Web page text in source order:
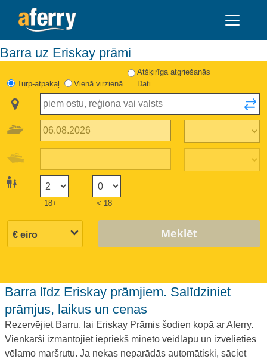
Barra uz Eriskay prāmi
Turp-atpakaļ Vienā virzienā
Atšķirīga atgriešanās
Dati
18+ < 18
Meklēt
Barra līdz Eriskay prāmjiem. Salīdziniet
prāmjus, laikus un cenas
Rezervējiet Barru, lai Eriskay Prāmis šodien kopā ar Aferry.
Vienkārši izmantojiet iepriekš minēto veidlapu un izvēlieties
vēlamo maršrutu. Ja nekas neparādās automātiski, sāciet